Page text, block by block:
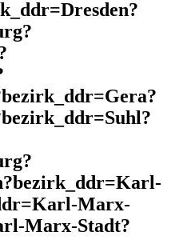
Marx-
Marx-Stadt?